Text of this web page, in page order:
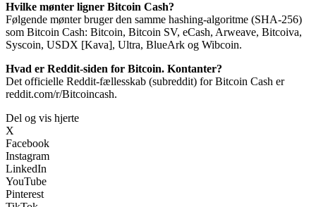
Hvilke mønter ligner Bitcoin Cash?
Følgende mønter bruger den samme hashing-algoritme (SHA-256)
som Bitcoin Cash: Bitcoin, Bitcoin SV, eCash, Arweave, Bitcoiva,
Syscoin, USDX [Kava], Ultra, BlueArk og Wibcoin.
Hvad er Reddit-siden for Bitcoin. Kontanter?
Det officielle Reddit-fællesskab (subreddit) for Bitcoin Cash er
reddit.com/r/Bitcoincash.
Del og vis hjerte
X
Facebook
Instagram
LinkedIn
YouTube
Pinterest